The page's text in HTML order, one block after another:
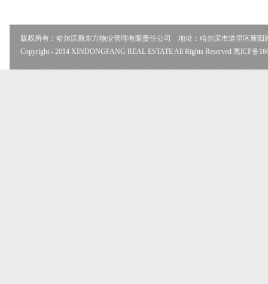
版权所有：哈尔滨新东方物业管理有限责任公司 地址：哈尔滨市道里区新阳
Copyright - 2014 XINDONGFANG REAL ESTATE All Rights Reserved 黑ICP备